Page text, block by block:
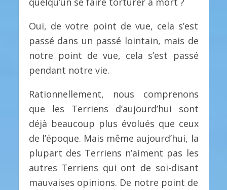
Oui, de votre point de vue, cela s’est
passé dans un passé lointain, mais de
notre point de vue, cela s’est passé
pendant notre vie.
Rationnellement, nous comprenons
que les Terriens d’aujourd’hui sont
déjà beaucoup plus évolués que ceux
de l’époque. Mais même aujourd’hui, la
plupart des Terriens n’aiment pas les
autres Terriens qui ont de soi-disant
mauvaises opinions. De notre point de